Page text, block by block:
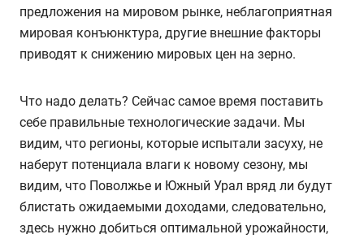
предложения на мировом рынке, неблагоприятная
мировая конъюнктура, другие внешние факторы
приводят к снижению мировых цен на зерно.
Что надо делать? Сейчас самое время поставить
себе правильные технологические задачи. Мы
видим, что регионы, которые испытали засуху, не
наберут потенциала влаги к новому сезону, мы
видим, что Поволжье и Южный Урал вряд ли будут
блистать ожидаемыми доходами, следовательно,
здесь нужно добиться оптимальной урожайности,